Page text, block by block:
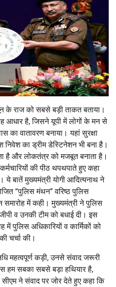
के राज को सबसे बड़ी ताकत बताया।
आधार है, जिसने यूपी में लोगों के मन से
का वातावरण बनाया। यहां सुरक्षा
का ड्रीम डेस्टिनेशन भी बना है।
है और लोकतंत्र को मजबूत बनाता है।
की पीठ थपथपाते हुए कहा
ये बातें मुख्यमंत्री योगी आदित्यनाथ ने
“पुलिस मंथन” वरिष्ठ पुलिस
में कही। मुख्यमंत्री ने पुलिस
व उनकी टीम को बधाई दी। इस
पुलिस अधिकारियों व कार्मिकों को
चर्चा की।
महत्वपूर्ण कड़ी, उनसे संवाद जरूरी
हम सबका सबसे बड़ा हथियार है,
ने संवाद पर जोर देते हुए कहा कि